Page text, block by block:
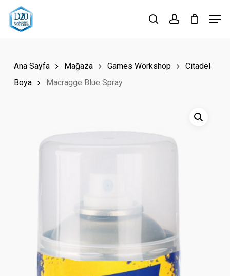
Skip
searchaccount
Ana Sayfa Mağaza Games Workshop
Citadel
Boya
Macragge Blue Spray